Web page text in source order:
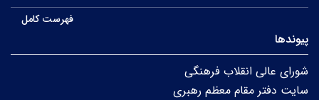
فهرست کامل
پیوندها
شورای عالی انقلاب فرهنگی
سایت دفتر مقام معظم رهبری